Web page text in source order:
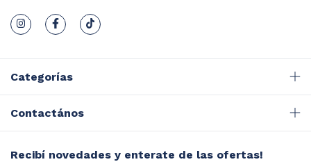
Categorías
Contactános
Recibí novedades y enterate de las ofertas!